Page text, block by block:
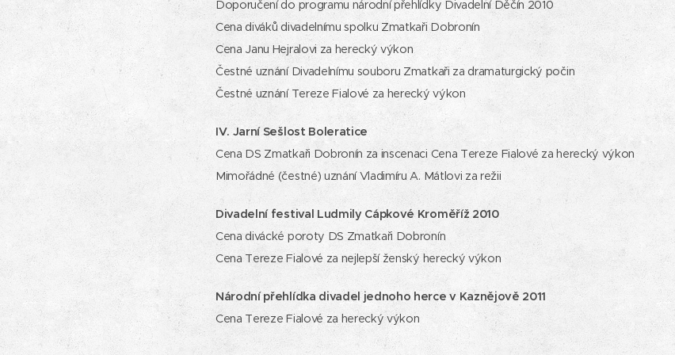
Doporučení do programu národní přehlídky Divadelní Děčín 2010
Cena diváků divadelnímu spolku Zmatkaři Dobronín
Cena Janu Hejralovi za herecký výkon
Čestné uznání Divadelnímu souboru Zmatkaři za dramaturgický počin
Čestné uznání Tereze Fialové za herecký výkon
IV. Jarní Sešlost Boleratice
Cena DS Zmatkaři Dobronín za inscenaci Cena Tereze Fialové za herecký výkon
Mimořádné (čestné) uznání Vladimíru A. Mátlovi za režii
Divadelní festival Ludmily Cápkové Kroměříž 2010
Cena divácké poroty DS Zmatkaři Dobronín
Cena Tereze Fialové za nejlepší ženský herecký výkon
Národní přehlídka divadel jednoho herce v Kaznějově 2011
Cena Tereze Fialové za herecký výkon